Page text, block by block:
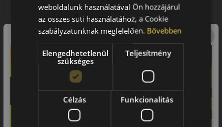
NÉGYÉVSZAKOS GUMI
LH71 G Fit 4S XL
185/60R15 (88) H
EPREL cimke adatok:
AKÁR 8.000 FT
SZERELÉSI
KEDVEZMÉNY!
kuponkódot!
0%
weboldalunk használatával Ön hozzájárul
az összes süti használatához, a Cookie
szabályzatunknak megfelelően. Bővebben
Elengedhetetlenül
szükséges
Teljesítmény
Célzás Funkcionalitás